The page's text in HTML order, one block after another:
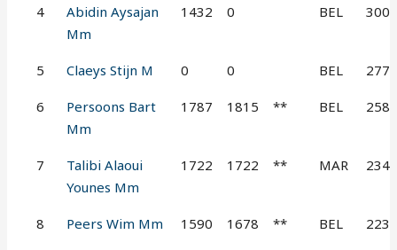
4
Abidin Aysajan
Mm
1432 0 BEL 300
5 Claeys Stijn M 0 0 BEL 277
6
Persoons Bart
Mm
1787 1815 ** BEL 258
7
Talibi Alaoui
Younes Mm
1722 1722 ** MAR 234
8 Peers Wim Mm 1590 1678 ** BEL 223